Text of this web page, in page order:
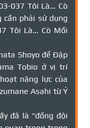
037 Tôi Là… Cò
phải sử dụng
Tôi Là… Cò Mồi
Shoyo để Đập
Tobio ở vị trí
năng lực của
Asahi từ Ý
đã là “đồng đội